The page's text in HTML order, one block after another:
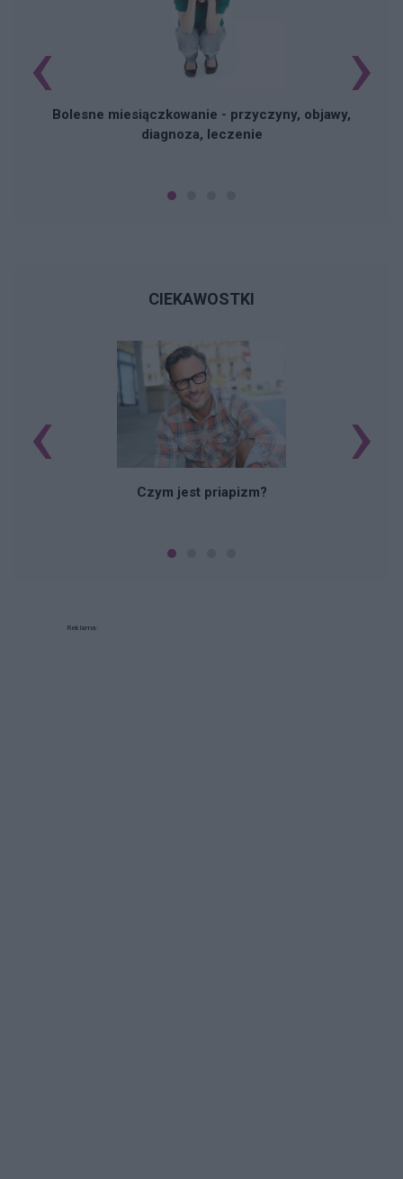
Bolesne miesiączkowanie - przyczyny, objawy,
diagnoza, leczenie
‹ ›
CIEKAWOSTKI
Czym jest priapizm?
‹ ›
Reklama: